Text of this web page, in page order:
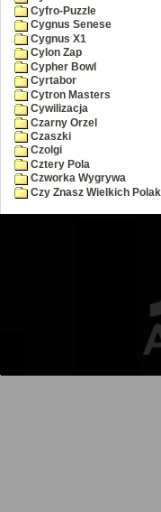
Cyfro-Puzzle
Cygnus Senese
Cygnus X1
Cylon Zap
Cypher Bowl
Cyrtabor
Cytron Masters
Cywilizacja
Czarny Orzel
Czaszki
Czolgi
Cztery Pola
Czworka Wygrywa
Czy Znasz Wielkich